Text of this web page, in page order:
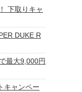
下取りキャ
DUKE R
最大9,000円
キャンペー